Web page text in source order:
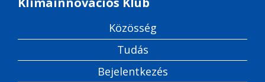
Közösség
Tudás
Bejelentkezés